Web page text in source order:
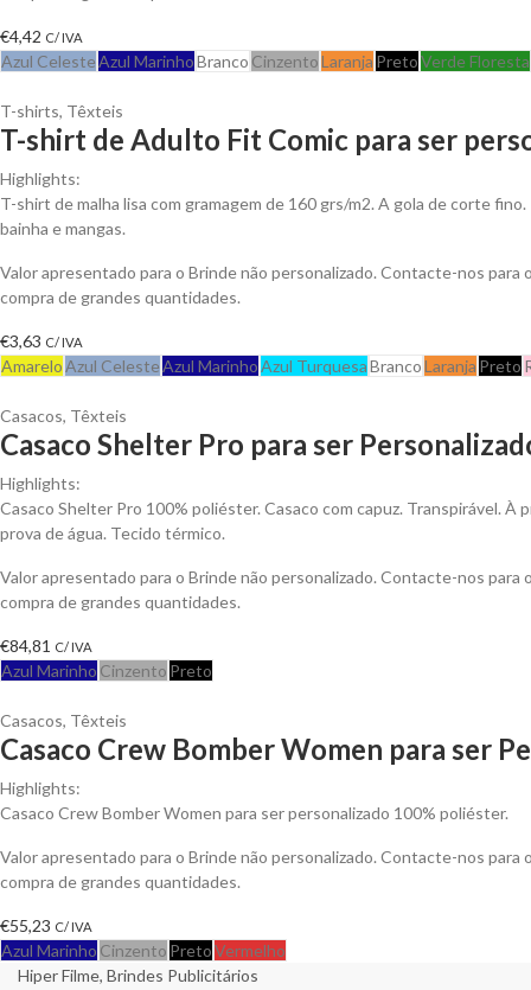
€4,42 C/ IVA
Azul CelesteAzul MarinhoBranco CinzentoLaranja PretoVerde Floresta
T-shirts, Têxteis
T-shirt de Adulto Fit Comic para ser
Highlights:
T-shirt de malha lisa com gramagem de 160 grs/m2. A gola de corte
bainha e mangas.
Valor apresentado para o Brinde não personalizado. Contacte-nos para
compra de grandes quantidades.
€3,63 C/ IVA
AmareloAzul CelesteAzul MarinhoAzul TurquesaBrancoLaranja Preto
Casacos, Têxteis
Casaco Shelter Pro para ser
Highlights:
Casaco Shelter Pro 100% poliéster. Casaco com capuz. Transpirável. À
prova de água. Tecido térmico.
Valor apresentado para o Brinde não personalizado. Contacte-nos para
compra de grandes quantidades.
€84,81 C/ IVA
Azul Marinho Cinzento Preto
Casacos, Têxteis
Casaco Crew Bomber Women para ser
Highlights:
Casaco Crew Bomber Women para ser personalizado 100% poliéster.
Valor apresentado para o Brinde não personalizado. Contacte-nos para
compra de grandes quantidades.
€55,23 C/ IVA
Azul Marinho Cinzento PretoVermelho
Hiper Filme, Brindes Publicitários